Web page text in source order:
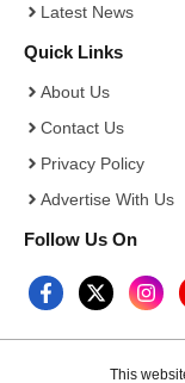
Latest News
Quick Links
About Us
Contact Us
Privacy Policy
Advertise With Us
Follow Us On
This